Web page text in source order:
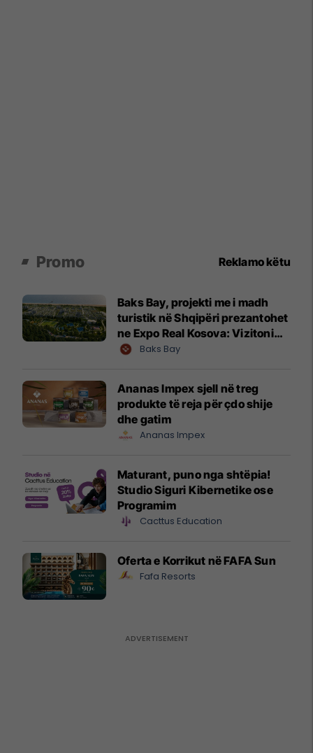
Promo Reklamo këtu
Baks Bay, projekti me i madh
turistik në Shqipëri prezantohet
ne Expo Real Kosova: Vizitoni
shtandin dhe zbuloni
Baks Bay
Ananas Impex sjell në treg
produkte të reja për çdo shije
dhe gatim
Ananas Impex
Maturant, puno nga shtëpia!
Studio Siguri Kibernetike ose
Programim
Cacttus Education
Oferta e Korrikut në FAFA Sun
Fafa Resorts